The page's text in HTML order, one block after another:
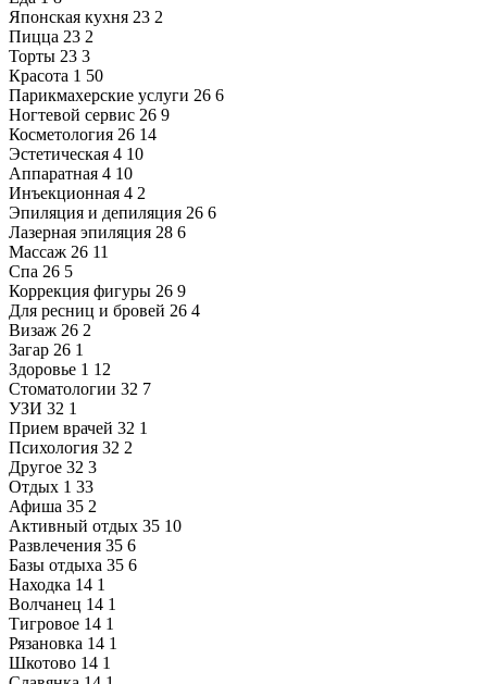
Японская кухня 23 2
Пицца 23 2
Торты 23 3
Красота 1 50
Парикмахерские услуги 26 6
Ногтевой сервис 26 9
Косметология 26 14
Эстетическая 4 10
Аппаратная 4 10
Инъекционная 4 2
Эпиляция и депиляция 26 6
Лазерная эпиляция 28 6
Массаж 26 11
Спа 26 5
Коррекция фигуры 26 9
Для ресниц и бровей 26 4
Визаж 26 2
Загар 26 1
Здоровье 1 12
Стоматологии 32 7
УЗИ 32 1
Прием врачей 32 1
Психология 32 2
Другое 32 3
Отдых 1 33
Афиша 35 2
Активный отдых 35 10
Развлечения 35 6
Базы отдыха 35 6
Находка 14 1
Волчанец 14 1
Тигровое 14 1
Рязановка 14 1
Шкотово 14 1